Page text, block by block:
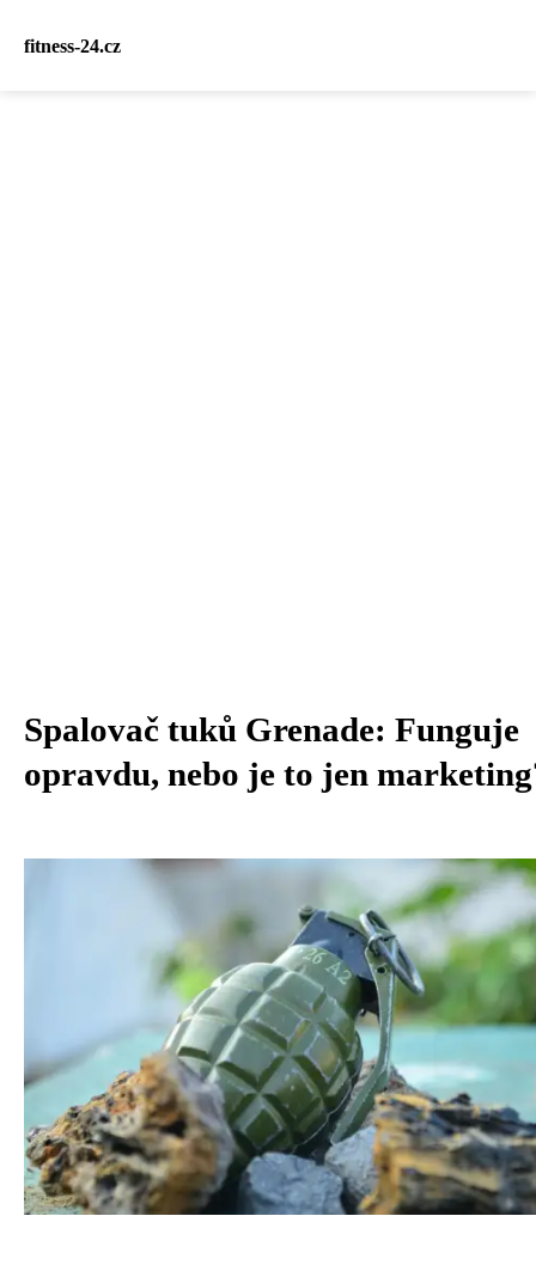
fitness-24.cz
Spalovač tuků Grenade: Funguje
opravdu, nebo je to jen